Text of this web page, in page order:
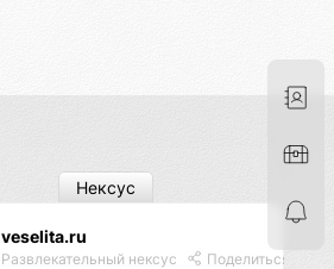
veselita.ru
Развлекательный нексус Поделиться
Нексус